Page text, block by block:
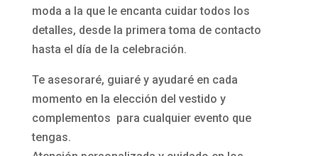
moda a la que le encanta cuidar todos los
detalles, desde la primera toma de contacto
hasta el día de la celebración.
Te asesoraré, guiaré y ayudaré en cada
momento en la elección del vestido y
complementos para cualquier evento que
tengas.